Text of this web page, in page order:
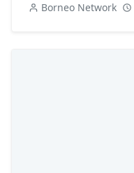
Borneo Network